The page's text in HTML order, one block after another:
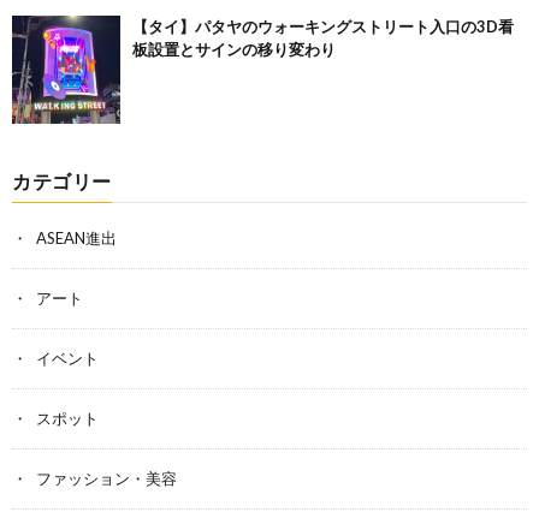
【タイ】パタヤのウォーキングストリート入口の3D看
板設置とサインの移り変わり
カテゴリー
ASEAN進出
アート
イベント
スポット
ファッション・美容